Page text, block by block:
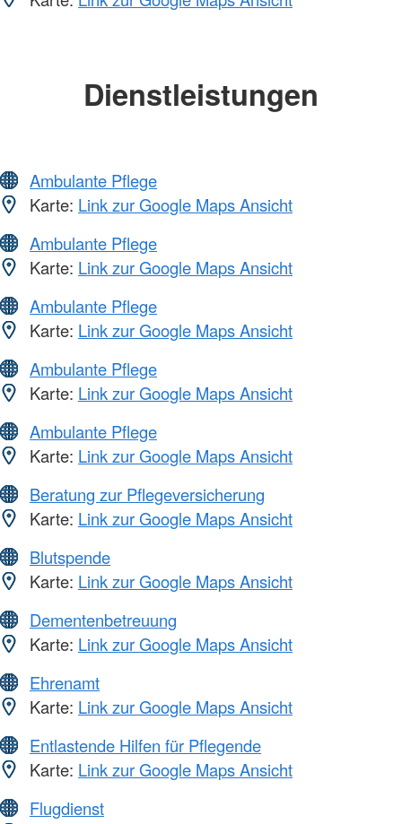
Dienstleistungen
Ambulante Pflege
Karte: Link zur Google Maps Ansicht
Ambulante Pflege
Karte: Link zur Google Maps Ansicht
Ambulante Pflege
Karte: Link zur Google Maps Ansicht
Ambulante Pflege
Karte: Link zur Google Maps Ansicht
Ambulante Pflege
Karte: Link zur Google Maps Ansicht
Beratung zur Pflegeversicherung
Karte: Link zur Google Maps Ansicht
Blutspende
Karte: Link zur Google Maps Ansicht
Dementenbetreuung
Karte: Link zur Google Maps Ansicht
Ehrenamt
Karte: Link zur Google Maps Ansicht
Entlastende Hilfen für Pflegende
Karte: Link zur Google Maps Ansicht
Flugdienst